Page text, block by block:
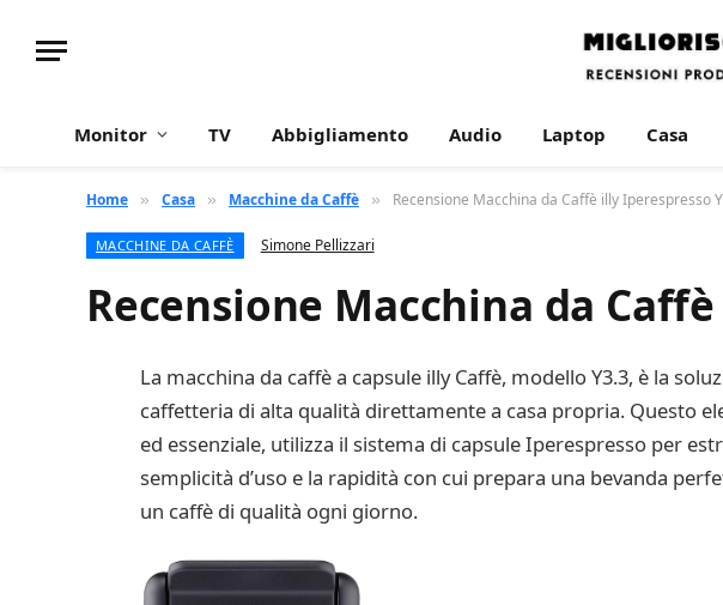
Monitor TV Abbigliamento Audio Laptop Casa
Home » Casa » Macchine da Caffè » Recensione Macchina da Caffè illy Iperespresso
MACCHINE DA CAFFÈ Simone Pellizzari
Recensione Macchina da
La macchina da caffè a capsule illy Caffè, modello Y3.3, è la
caffetteria di alta qualità direttamente a casa propria. Questo
ed essenziale, utilizza il sistema di capsule Iperespresso per
semplicità d’uso e la rapidità con cui prepara una bevanda
un caffè di qualità ogni giorno.